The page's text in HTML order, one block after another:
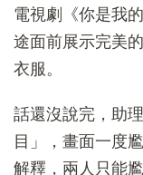
電視劇《你是我
途面前展示完美
衣服。
話還沒說完，助
目」，畫面一度
解釋，兩人只能尷